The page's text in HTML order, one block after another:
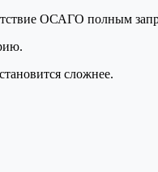
ОСАГО полным
сложнее.